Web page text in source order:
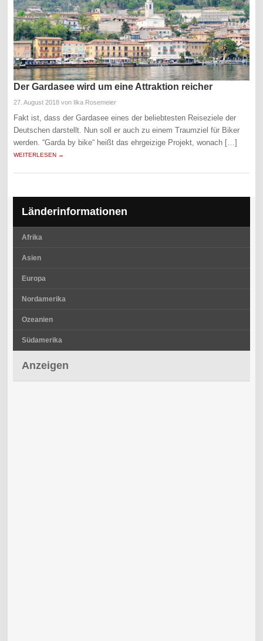
Der Gardasee wird um eine Attraktion reicher
27. August 2018 von Ilka Rosemeier
Fakt ist, dass der Gardasee eines der beliebtesten Reiseziele der
Deutschen darstellt. Nun soll er auch zu einem Traumziel für Biker
werden. “Garda by bike“ heißt das ehrgeizige Projekt, wonach […]
WEITERLESEN →
Länderinformationen
Afrika
Asien
Europa
Nordamerika
Ozeanien
Südamerika
Anzeigen